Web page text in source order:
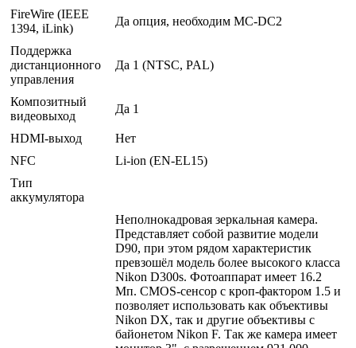
FireWire (IEEE
1394, iLink)
Да опция, необходим MC-DC2
Поддержка
дистанционного
управления
Да 1 (NTSC, PAL)
Композитный
видеовыход
Да 1
HDMI-выход
Нет
NFC
Li-ion (EN-EL15)
Тип
аккумулятора
Неполнокадровая зеркальная камера.
Представляет собой развитие модели
D90, при этом рядом характеристик
превзошёл модель более высокого класса
Nikon D300s. Фотоаппарат имеет 16.2
Мп. CMOS-сенсор с кроп-фактором 1.5 и
позволяет использовать как объективы
Nikon DX, так и другие объективы с
байонетом Nikon F. Так же камера имеет